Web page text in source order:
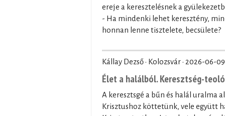
ereje a keresztelésnek a
- Ha mindenki lehet keresztény,
honnan lenne tisztelete, becsülete?
Kállay Dezső · Kolozsvár · 2026-06-09
Élet a halálból. Keresztség-
A keresztsgé a bűn és halál uralma
Krisztushoz köttetünk, vele együtt